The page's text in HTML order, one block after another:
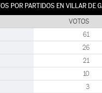
POR PARTIDOS EN VILLAR DE
VOTOS
61
26
21
10
3